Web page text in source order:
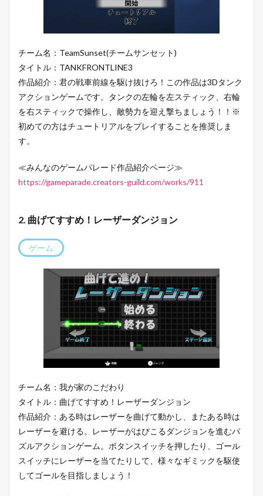
チーム名：TeamSunset(チームサンセット)
タイトル：TANKFRONTLINE3
作品紹介：君の戦車前線を駆け抜けろ！この作品は3Dタンク
アクションゲームです。タンクの左輪を左スティック、右輪
を右スティックで操作し、敵勢力を迎え撃ちましょう！！※
初めての方はチュートリアルをプレイすることを推奨しま
す。
≪みんなのゲームパレード作品紹介ページ≫
https://gameparade.creators-guild.com/works/911
2. 曲げてすすめ！レーザーダンジョン
ゲーム
チーム名：我が家のこだわり
タイトル：曲げてすすめ！レーザーダンジョン
作品紹介：ある時はレーザーを曲げて動かし、またある時は
レーザーを避ける。レーザーがはびこるダンジョンを進むパ
ズルアクションゲーム。ボタンスイッチを押したり、ゴール
スイッチにレーザーを当てたりして、様々なギミックを駆使
してゴールを目指しましょう！